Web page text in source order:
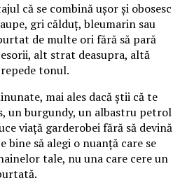
că se combină ușor și obosesc
gri călduț, bleumarin sau
de multe ori fără să pară
alt strat deasupra, altă
tonul.
mai ales dacă știi că te
un burgundy, un albastru petrol
viață garderobei fără să devină
bine să alegi o nuanță care se
tale, nu una care cere un